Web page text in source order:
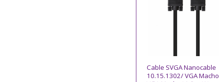
Cable SVGA Nanocable
10.15.1302/ VGA